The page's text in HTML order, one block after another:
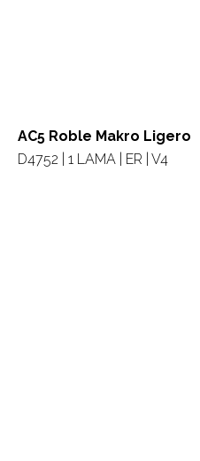
AC5 Roble Makro Ligero
D4752 | 1 LAMA | ER | V4